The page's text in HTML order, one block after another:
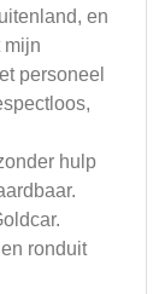
en
mijn
personeel
hulp
ronduit